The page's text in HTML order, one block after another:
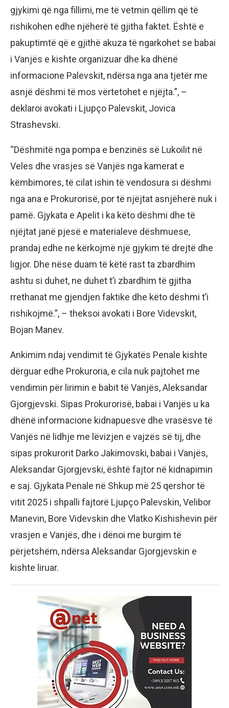
gjykimi që nga fillimi, me të vetmin qëllim që të
rishikohen edhe njëherë të gjitha faktet. Është e
pakuptimtë që e gjithë akuza të ngarkohet se babai
i Vanjës e kishte organizuar dhe ka dhënë
informacione Palevskit, ndërsa nga ana tjetër me
asnjë dëshmi të mos vërtetohet e njëjta.”, –
deklaroi avokati i Ljupço Palevskit, Jovica
Strashevski.
“Dëshmitë nga pompa e benzinës së Lukoilit në
Veles dhe vrasjes së Vanjës nga kamerat e
këmbimores, të cilat ishin të vendosura si dëshmi
nga ana e Prokurorisë, por të njëjtat asnjëherë nuk i
pamë. Gjykata e Apelit i ka këto dëshmi dhe të
njëjtat janë pjesë e materialeve dëshmuese,
prandaj edhe ne kërkojmë një gjykim të drejtë dhe
ligjor. Dhe nëse duam të këtë rast ta zbardhim
ashtu si duhet, ne duhet t’i zbardhim të gjitha
rrethanat me gjendjen faktike dhe këto dëshmi t’i
rishikojmë.”, – theksoi avokati i Bore Videvskit,
Bojan Manev.
Ankimim ndaj vendimit të Gjykatës Penale kishte
dërguar edhe Prokuroria, e cila nuk pajtohet me
vendimin për lirimin e babit të Vanjës, Aleksandar
Gjorgjevski. Sipas Prokurorisë, babai i Vanjës u ka
dhënë informacione kidnapuesve dhe vrasësve të
Vanjës në lidhje me lëvizjen e vajzës së tij, dhe
sipas prokurorit Darko Jakimovski, babai i Vanjës,
Aleksandar Gjorgjevski, është fajtor në kidnapimin
e saj. Gjykata Penale në Shkup më 25 qershor të
vitit 2025 i shpalli fajtorë Ljupço Palevskin, Velibor
Manevin, Bore Videvskin dhe Vlatko Kishishevin për
vrasjen e Vanjës, dhe i dënoi me burgim të
përjetshëm, ndërsa Aleksandar Gjorgjevskin e
kishte liruar.